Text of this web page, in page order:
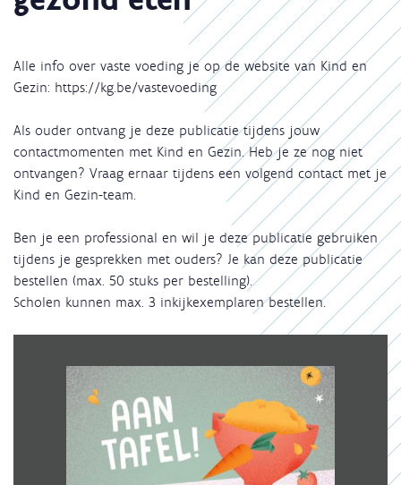
Alle info over vaste voeding je op de website van Kind en
Gezin: https://kg.be/vastevoeding
Als ouder ontvang je deze publicatie tijdens jouw
contactmomenten met Kind en Gezin. Heb je ze nog niet
ontvangen? Vraag ernaar tijdens een volgend contact met je
Kind en Gezin-team.
Ben je een professional en wil je deze publicatie gebruiken
tijdens je gesprekken met ouders? Je kan deze publicatie
bestellen (max. 50 stuks per bestelling).
Scholen kunnen max. 3 inkijkexemplaren bestellen.